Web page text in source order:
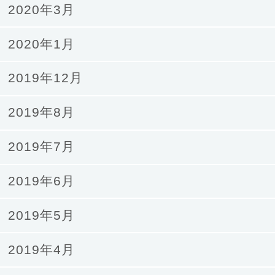
2020年3月
2020年1月
2019年12月
2019年8月
2019年7月
2019年6月
2019年5月
2019年4月